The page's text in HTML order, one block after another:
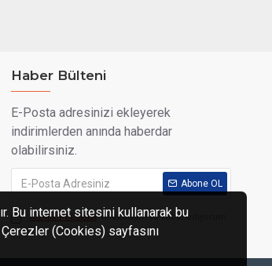
Haber Bülteni
E-Posta adresinizi ekleyerek
indirimlerden anında haberdar
olabilirsiniz.
Abone OL
Gizlilik Politikası 'ni okudum ve kabul ediyorum.
Bu internet sitesini kullanarak bu
(Cookies) sayfasını